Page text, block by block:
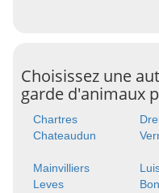
Choisissez une
garde d'animaux
Chartres
Chateaudun
Mainvilliers
Leves